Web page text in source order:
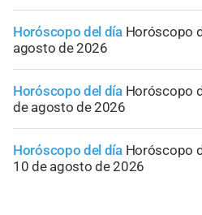
Horóscopo del día Horóscopo
agosto de 2026
Horóscopo del día Horóscopo
de agosto de 2026
Horóscopo del día Horóscopo
10 de agosto de 2026